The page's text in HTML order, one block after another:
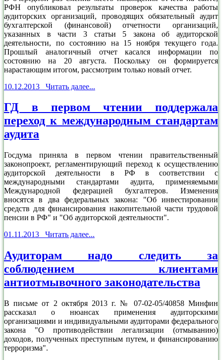
РФН опубликовал результаты проверок качества работы
аудиторских организаций, проводящих обязательный аудит
бухгалтерской (финансовой) отчетности организаций,
указанных в части 3 статьи 5 закона об аудиторской
деятельности, по состоянию на 15 ноября текущего года.
Прошлый аналогичный отчет касался информации по
состоянию на 20 августа. Поскольку он формируется
нарастающим итогом, рассмотрим только новый отчет.
10.12.2013 Читать далее...
ГД в первом чтении поддержала
переход к международным стандартам
аудита
Госдума приняла в первом чтении правительственный
законопроект, регламентирующий переход к осуществлению
аудиторской деятельности в РФ в соответствии с
международными стандартами аудита, применяемыми
Международной федерацией бухгалтеров. Изменения
вносятся в два федеральных закона: "Об инвестировании
средств для финансирования накопительной части трудовой
пенсии в РФ" и "Об аудиторской деятельности".
01.11.2013 Читать далее...
Аудиторам надо следить за
соблюдением клиентами
антиотмывочного законодательства
В письме от 2 октября 2013 г. № 07-02-05/40858 Минфин
рассказал о нюансах применения аудиторскими
организациями и индивидуальными аудиторами федерального
закона "О противодействии легализации (отмыванию)
доходов, полученных преступным путем, и финансированию
терроризма".